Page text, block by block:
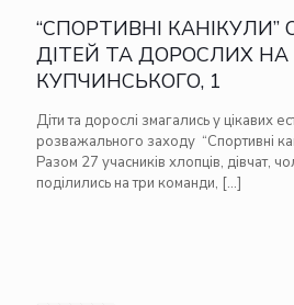
“СПОРТИВНІ КАНІКУЛИ”
ДІТЕЙ ТА ДОРОСЛИХ НА
КУПЧИНСЬКОГО, 1
Діти та дорослі змагались у цікавих
розважального заходу “Спортивні
Разом 27 учасників хлопців, дівчат,
поділились на три команди, […]